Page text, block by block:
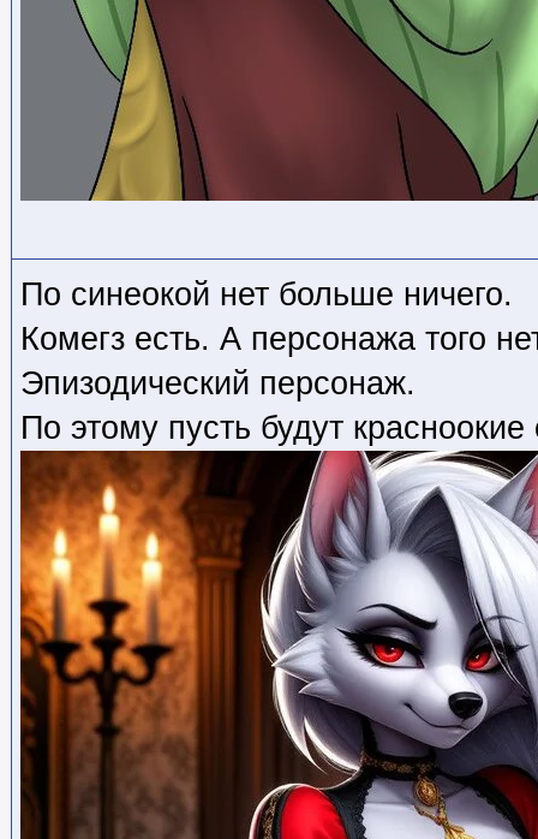
По синеокой нет больше ничего.
Комегз есть. А персонажа того
Эпизодический персонаж.
По этому пусть будут красноокие